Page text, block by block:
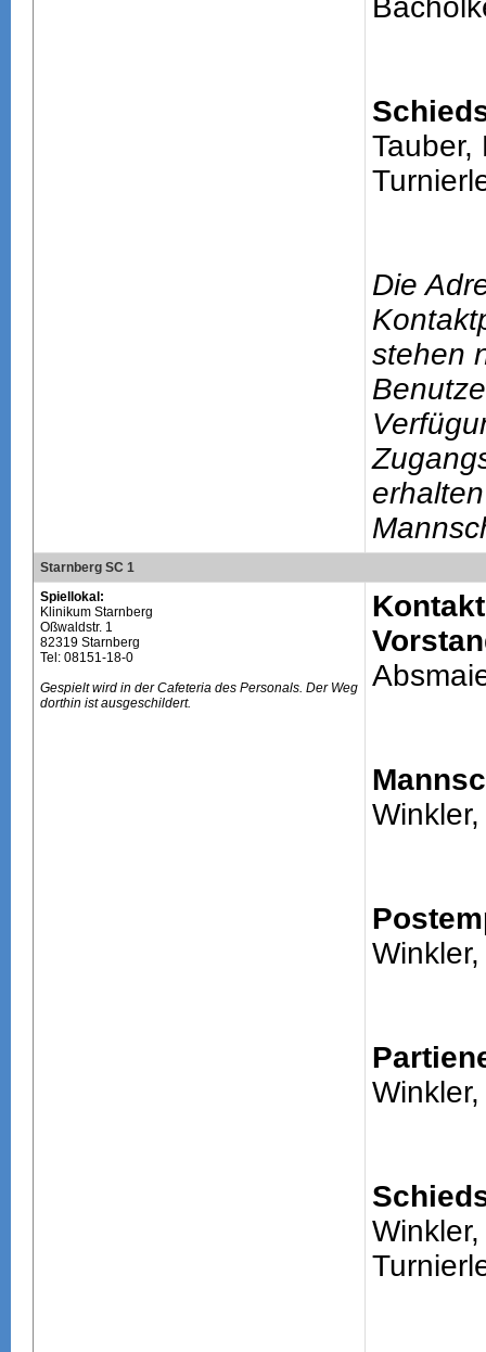
Tauber,
Die
stehen
Starnberg SC 1
Spiellokal:
Klinikum Starnberg
Oßwaldstr. 1
82319 Starnberg
Tel: 08151-18-0
Gespielt wird in der Cafeteria des Personals. Der Weg
dorthin ist ausgeschildert.